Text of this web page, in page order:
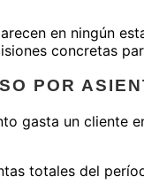
en ningún
concretas
POR
gasta un cliente
totales del